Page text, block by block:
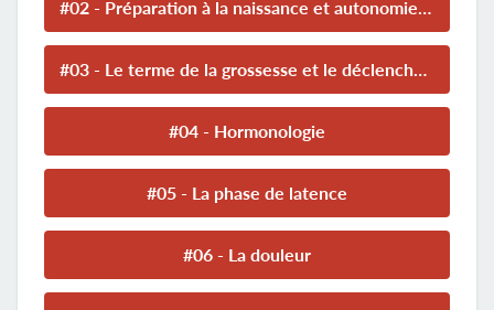
#04 - Hormonologie
#05 - La phase de latence
#06 - La douleur